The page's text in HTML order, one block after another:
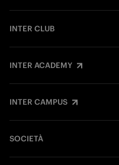
INTER CLUB
INTER ACADEMY
INTER CAMPUS
SOCIETÀ